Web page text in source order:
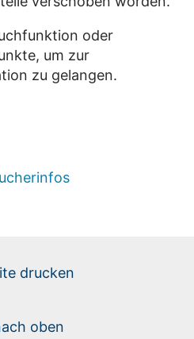
oder
um zur
zu gelangen.
drucken
oben